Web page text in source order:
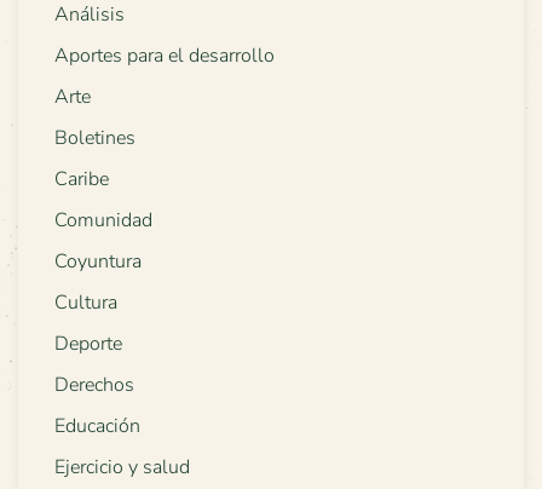
Análisis
Aportes para el desarrollo
Arte
Boletines
Caribe
Comunidad
Coyuntura
Cultura
Deporte
Derechos
Educación
Ejercicio y salud